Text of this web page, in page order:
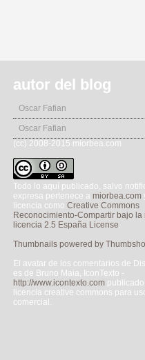
autor del blog
Oscar Fafian
Oscar Fafian
(cc) 2008-2015 miorbea.com
Todo lo aquí publicado, salvo
expresa pertenece a miorbea.com
licencia como Creative Commons
Reconocimiento-Compartir bajo la
licencia 2.5 España License
Thumbnails powered by
El avatar de los comentarios de
es de Bruno Maia, IconTexto -
http://www.icontexto.com
licencia creative commons para
comercial.